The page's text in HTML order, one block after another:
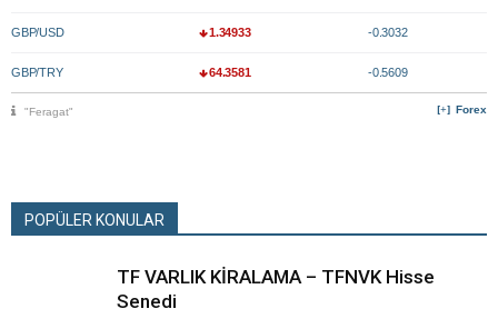
GBP/USD 1.34933 -0.3032
GBP/TRY 64.3581 -0.5609
Forex
"Feragat"
POPÜLER KONULAR
TF VARLIK KİRALAMA – TFNVK Hisse
Senedi